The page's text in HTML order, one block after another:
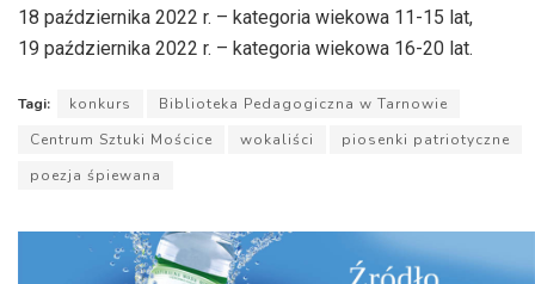
18 października 2022 r. – kategoria wiekowa 11-15 lat,
19 października 2022 r. – kategoria wiekowa 16-20 lat.
Tagi: konkurs
Biblioteka Pedagogiczna w Tarnowie
Centrum Sztuki Mościce
wokaliści
piosenki patriotyczne
poezja śpiewana